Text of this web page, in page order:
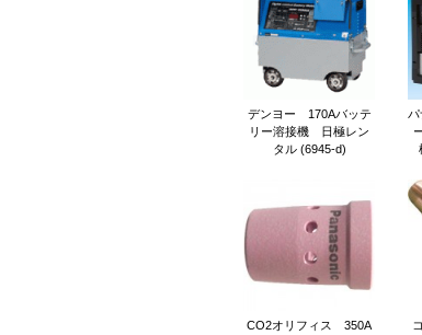
デンヨー 170Aバッテ
リー溶接機 日極レン
タル (6945-d)
CO2オリフィス 350A